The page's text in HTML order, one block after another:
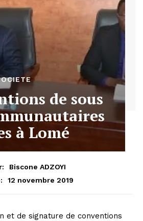
de sous
à Lomé
Biscone ADZOYI
12 novembre 2019
et de signature de conventions